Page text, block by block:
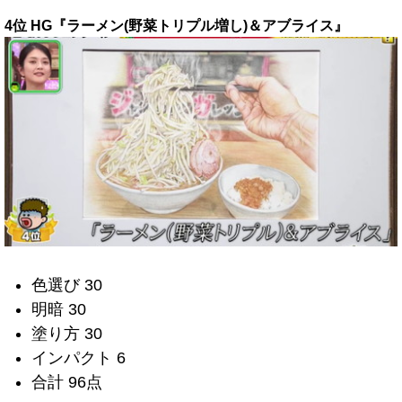
4位 HG『ラーメン(野菜トリプル増し)＆アブライス』
色選び 30
明暗 30
塗り方 30
インパクト 6
合計 96点